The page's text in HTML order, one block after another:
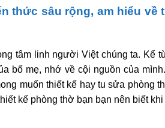
thức sâu rộng, am hiểu về
tâm linh người Việt chúng ta. Kể
bố mẹ, nhớ về cội nguồn của
muốn thiết kế hay tu sửa phòng
kế phòng thờ bạn bạn nên biết